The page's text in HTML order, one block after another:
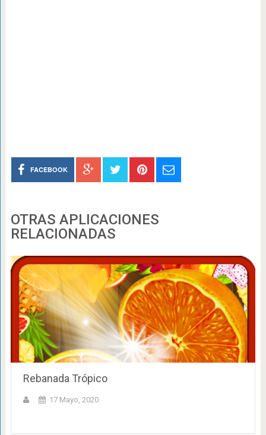
FACEBOOK
OTRAS APLICACIONES
RELACIONADAS
Rebanada Trópico
17 Mayo, 2020